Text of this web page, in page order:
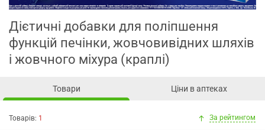
Дієтичні добавки для поліпшення
функцій печінки, жовчовивідних шляхів
і жовчного міхура (краплі)
Товари Ціни в аптеках
Товарів: 1 За рейтингом